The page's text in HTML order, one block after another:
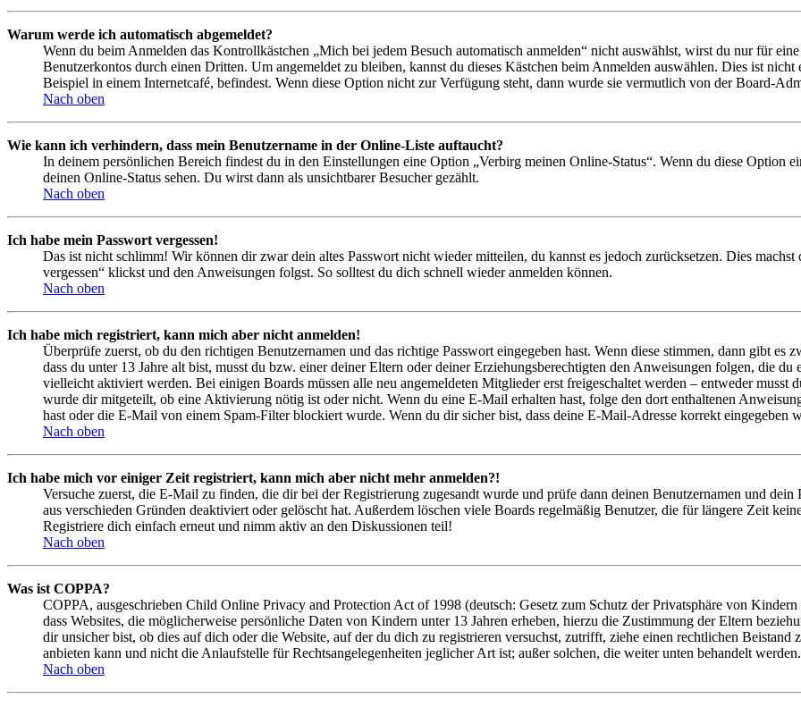
Warum werde ich automatisch abgemeldet?
Wenn du beim Anmelden das Kontrollkästchen „Mich bei jedem Besuch automatisch anmelden“ nicht auswählst, wirst du nur für
Benutzerkontos durch einen Dritten. Um angemeldet zu bleiben, kannst du dieses Kästchen beim Anmelden auswählen. Dies ist
Beispiel in einem Internetcafé, befindest. Wenn diese Option nicht zur Verfügung steht, dann wurde sie vermutlich von der Board-
Nach oben
Wie kann ich verhindern, dass mein Benutzername in der Online-Liste auftaucht?
In deinem persönlichen Bereich findest du in den Einstellungen eine Option „Verbirg meinen Online-Status“. Wenn du diese Option
deinen Online-Status sehen. Du wirst dann als unsichtbarer Besucher gezählt.
Nach oben
Ich habe mein Passwort vergessen!
Das ist nicht schlimm! Wir können dir zwar dein altes Passwort nicht wieder mitteilen, du kannst es jedoch zurücksetzen. Dies
vergessen“ klickst und den Anweisungen folgst. So solltest du dich schnell wieder anmelden können.
Nach oben
Ich habe mich registriert, kann mich aber nicht anmelden!
Überprüfe zuerst, ob du den richtigen Benutzernamen und das richtige Passwort eingegeben hast. Wenn diese stimmen, dann gibt es
dass du unter 13 Jahre alt bist, musst du bzw. einer deiner Eltern oder deiner Erziehungsberechtigten den Anweisungen folgen, die
vielleicht aktiviert werden. Bei einigen Boards müssen alle neu angemeldeten Mitglieder erst freigeschaltet werden – entweder musst
wurde dir mitgeteilt, ob eine Aktivierung nötig ist oder nicht. Wenn du eine E-Mail erhalten hast, folge den dort enthaltenen
hast oder die E-Mail von einem Spam-Filter blockiert wurde. Wenn du dir sicher bist, dass deine E-Mail-Adresse korrekt eingegeben
Nach oben
Ich habe mich vor einiger Zeit registriert, kann mich aber nicht mehr anmelden?!
Versuche zuerst, die E-Mail zu finden, die dir bei der Registrierung zugesandt wurde und prüfe dann deinen Benutzernamen und
aus verschieden Gründen deaktiviert oder gelöscht hat. Außerdem löschen viele Boards regelmäßig Benutzer, die für längere Zeit
Registriere dich einfach erneut und nimm aktiv an den Diskussionen teil!
Nach oben
Was ist COPPA?
COPPA, ausgeschrieben Child Online Privacy and Protection Act of 1998 (deutsch: Gesetz zum Schutz der Privatsphäre von
dass Websites, die möglicherweise persönliche Daten von Kindern unter 13 Jahren erheben, hierzu die Zustimmung der Eltern
dir unsicher bist, ob dies auf dich oder die Website, auf der du dich zu registrieren versuchst, zutrifft, ziehe einen rechtlichen Beistand
anbieten kann und nicht die Anlaufstelle für Rechtsangelegenheiten jeglicher Art ist; außer solchen, die weiter unten behandelt werden.
Nach oben